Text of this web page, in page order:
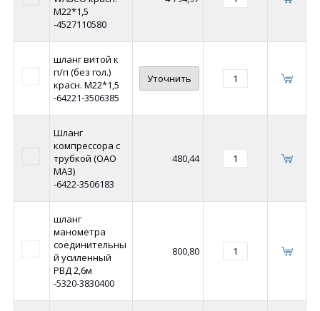
М22*1,5
-4527110580
шланг витой к
п/п (без гол.)
красн. М22*1,5
-64221-3506385
Уточнить
Шланг
компрессора с
трубкой (ОАО
МАЗ)
-6422-3506183
480,44
шланг
манометра
соединительны
й усиленный
РВД 2,6м
-5320-3830400
800,80